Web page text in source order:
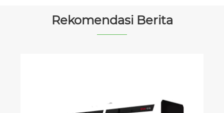
Rekomendasi Berita